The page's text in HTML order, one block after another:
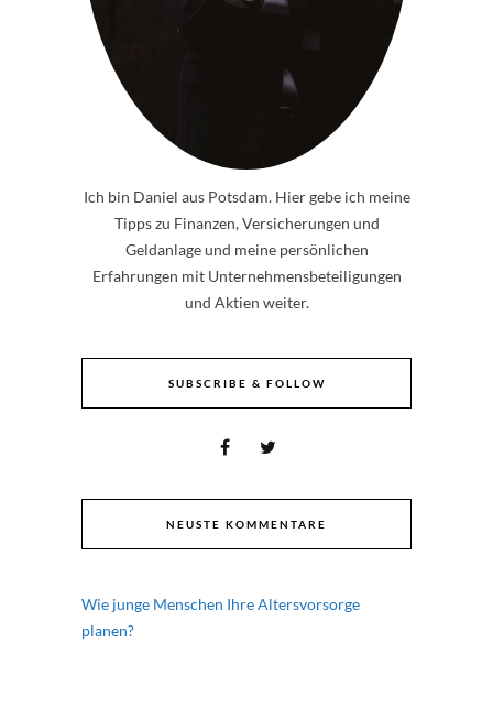
Ich bin Daniel aus Potsdam. Hier gebe ich meine
Tipps zu Finanzen, Versicherungen und
Geldanlage und meine persönlichen
Erfahrungen mit Unternehmensbeteiligungen
und Aktien weiter.
SUBSCRIBE & FOLLOW
NEUSTE KOMMENTARE
Wie junge Menschen Ihre Altersvorsorge
planen?